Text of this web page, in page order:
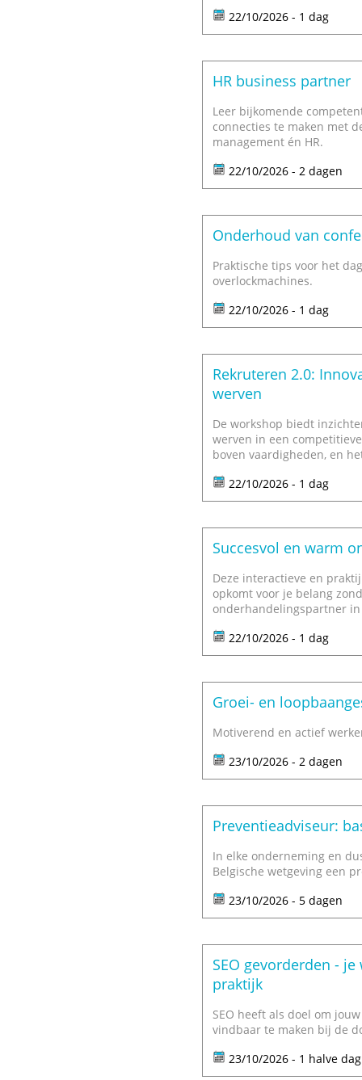
22/10/2026 - 1 dag
HR business partner
Leer bijkomende
connecties te maken met
management én HR.
22/10/2026 - 2 dagen
Onderhoud van
Praktische tips voor het
overlockmachines.
22/10/2026 - 1 dag
Rekruteren 2.0:
werven
De workshop biedt
werven in een
boven vaardigheden, en
22/10/2026 - 1 dag
Succesvol en warm
Deze interactieve en
opkomt voor je belang
onderhandelingspartner
22/10/2026 - 1 dag
Groei- en
Motiverend en actief
23/10/2026 - 2 dagen
Preventieadviseur:
In elke onderneming en
Belgische wetgeving een
23/10/2026 - 5 dagen
SEO gevorderden -
praktijk
SEO heeft als doel om
vindbaar te maken bij de
23/10/2026 - 1 halve dag